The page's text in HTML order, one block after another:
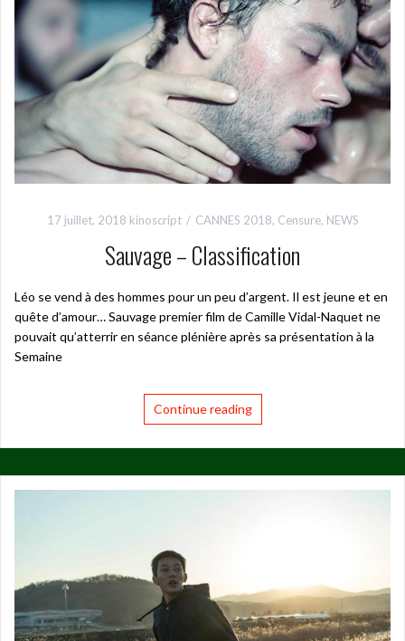
17 juillet, 2018 kinoscript CANNES 2018, Censure, NEWS
Sauvage – Classification
Léo se vend à des hommes pour un peu d’argent. Il est jeune et en
quête d’amour… Sauvage premier film de Camille Vidal-Naquet ne
pouvait qu’atterrir en séance plénière après sa présentation à la
Semaine
Continue reading